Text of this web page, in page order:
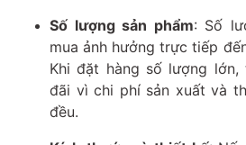
Số lượng sản phẩm: Số
mua ảnh hưởng trực tiếp
Khi đặt hàng số lượng
đãi vì chi phí sản xuất và
đều.